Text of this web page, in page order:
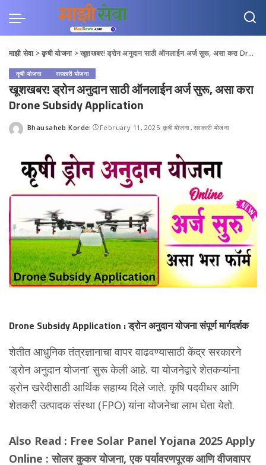
माझी सेवा>कृषी योजना>खूशखबर! ड्रोन अनुदान साठी ऑनलाईन अर्ज सुरू, असा करा Drone Subsidy Application
कृषी योजना सरकारी योजना
खूशखबर! ड्रोन अनुदान साठी ऑनलाईन अर्ज सुरू, असा करा
Drone Subsidy Application
Posted
Bhausaheb Korde February 11, 2025 कृषी योजना सरकारी योजना
Drone Subsidy Application : ड्रोन अनुदान योजना संपूर्ण मार्गदर्शक
शेतीत आधुनिक तंत्रज्ञानाचा वापर वाढवण्यासाठी केंद्र सरकारने
‘ड्रोन अनुदान योजना’ सुरू केली आहे. या योजनेद्वारे शेतकऱ्यांना
ड्रोन खरेदीसाठी आर्थिक सहाय्य दिले जाते. कृषि पदवीधर आणि
शेतकरी उत्पादक संस्था (FPO) यांना योजनेचा लाभ घेता येतो.
Also Read : Free Solar Panel Yojana 2025 Apply
Online : सोलर कुकर योजना, एक पर्यावरणपूरक आणि वीजवापर